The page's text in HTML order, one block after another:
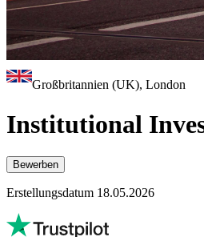
Großbritannien (UK), London
Institutional
Bewerben
Erstellungsdatum 18.05.2026